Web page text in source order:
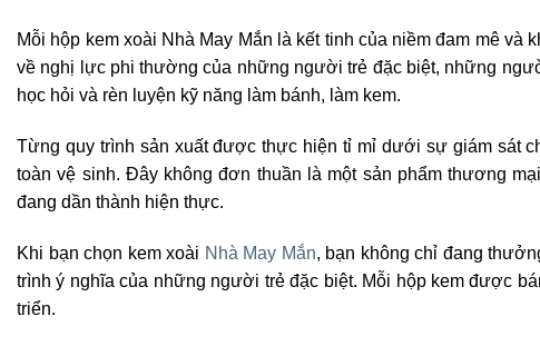
Mỗi hộp kem xoài Nhà May Mắn là kết tinh của niềm đam mê
về nghị lực phi thường của những người trẻ đặc biệt, những
học hỏi và rèn luyện kỹ năng làm bánh, làm kem.
Từng quy trình sản xuất được thực hiện tỉ mỉ dưới sự giám sát
toàn vệ sinh. Đây không đơn thuần là một sản phẩm thương
đang dần thành hiện thực.
Khi bạn chọn kem xoài Nhà May Mắn, bạn không chỉ đang
trình ý nghĩa của những người trẻ đặc biệt. Mỗi hộp kem được
triển.